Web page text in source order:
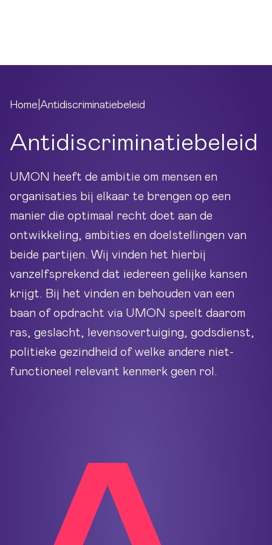
Home Antidiscriminatiebeleid
Antidiscriminatiebeleid
UMON heeft de ambitie om mensen en
organisaties bij elkaar te brengen op een
manier die optimaal recht doet aan de
ontwikkeling, ambities en doelstellingen van
beide partijen. Wij vinden het hierbij
vanzelfsprekend dat iedereen gelijke kansen
krijgt. Bij het vinden en behouden van een
baan of opdracht via UMON speelt daarom
ras, geslacht, levensovertuiging, godsdienst,
politieke gezindheid of welke andere niet-
functioneel relevant kenmerk geen rol.